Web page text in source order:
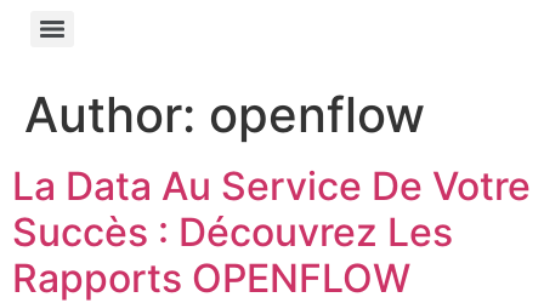
Author: openflow
La Data Au Service De Votre
Succès : Découvrez Les
Rapports OPENFLOW